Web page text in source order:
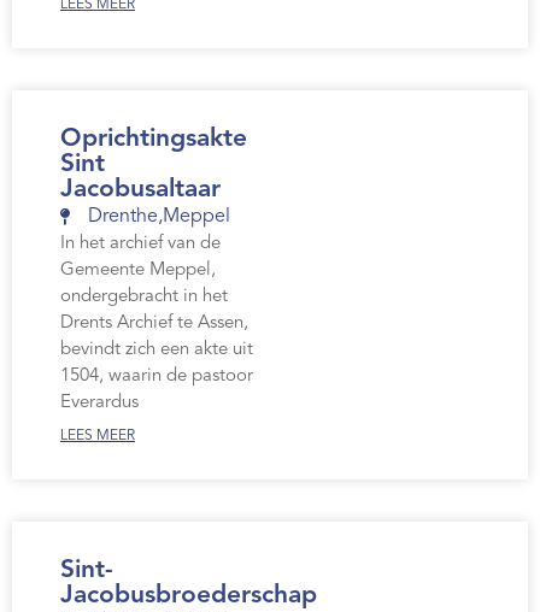
LEES MEER
Oprichtingsakte
Sint
Jacobusaltaar
Drenthe,Meppel
In het archief van de
Gemeente Meppel,
ondergebracht in het
Drents Archief te Assen,
bevindt zich een akte uit
1504, waarin de pastoor
Everardus
LEES MEER
Sint-
Jacobusbroederschap